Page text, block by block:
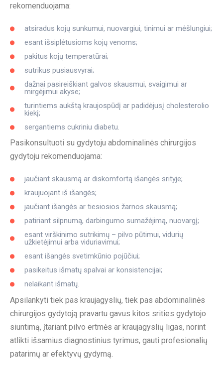
rekomenduojama:
atsiradus kojų sunkumui, nuovargiui, tinimui ar mėšlungiui;
esant išsiplėtusioms kojų venoms;
pakitus kojų temperatūrai;
sutrikus pusiausvyrai;
dažnai pasireiškiant galvos skausmui, svaigimui ar
mirgėjimui akyse;
turintiems aukštą kraujospūdį ar padidėjusį cholesterolio
kiekį;
sergantiems cukriniu diabetu.
Pasikonsultuoti su gydytoju abdominalinės chirurgijos
gydytoju rekomenduojama:
jaučiant skausmą ar diskomfortą išangės srityje;
kraujuojant iš išangės;
jaučiant išangės ar tiesiosios žarnos skausmą;
patiriant silpnumą, darbingumo sumažėjimą, nuovargį;
esant virškinimo sutrikimų – pilvo pūtimui, vidurių
užkietėjimui arba viduriavimui;
esant išangės svetimkūnio pojūčiui;
pasikeitus išmatų spalvai ar konsistencijai;
nelaikant išmatų.
Apsilankyti tiek pas kraujagyslių, tiek pas abdominalinės
chirurgijos gydytoją pravartu gavus kitos srities gydytojo
siuntimą, įtariant pilvo ertmės ar kraujagyslių ligas, norint
atlikti išsamius diagnostinius tyrimus, gauti profesionalių
patarimų ar efektyvų gydymą.